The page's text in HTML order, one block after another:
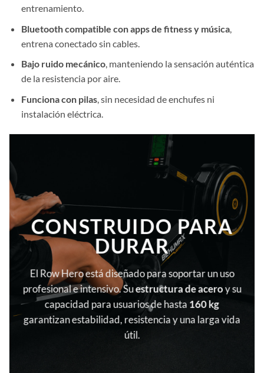
entrenamiento.
Bluetooth compatible con apps de fitness y música,
entrena conectado sin cables.
Bajo ruido mecánico, manteniendo la sensación auténtica
de la resistencia por aire.
Funciona con pilas, sin necesidad de enchufes ni
instalación eléctrica.
CONSTRUIDO PARA
DURAR
El Row Hero está diseñado para soportar un uso
profesional e intensivo. Suestructura de aceroy su
capacidad para usuarios de hasta 160 kg
garantizan estabilidad, resistencia y una larga vida
útil.